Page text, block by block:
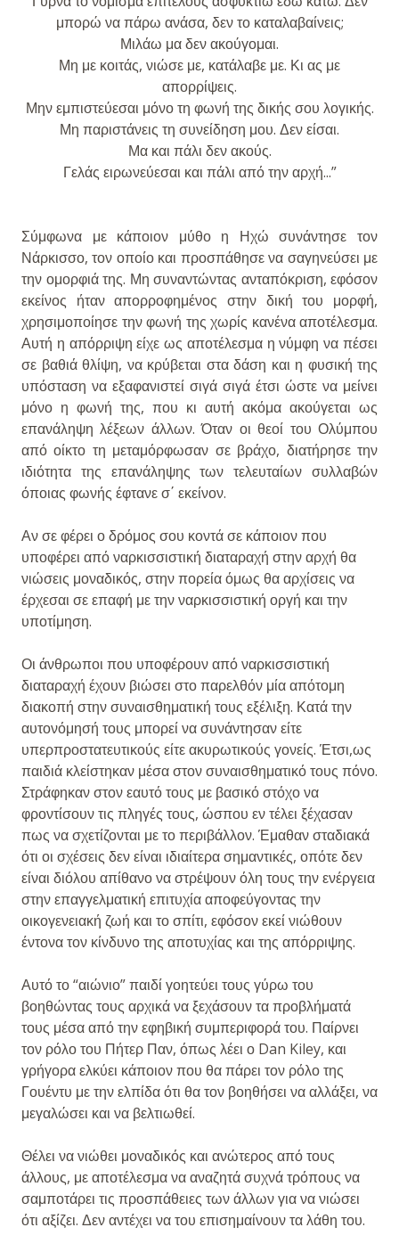
μπορώ να πάρω ανάσα, δεν το καταλαβαίνεις;
Μιλάω μα δεν ακούγομαι.
Μη με κοιτάς, νιώσε με, κατάλαβε με. Κι ας με
απορρίψεις.
Μην εμπιστεύεσαι μόνο τη φωνή της δικής σου λογικής.
Μη παριστάνεις τη συνείδηση μου. Δεν είσαι.
Μα και πάλι δεν ακούς.
Γελάς ειρωνεύεσαι και πάλι από την αρχή...”
Σύμφωνα με κάποιον μύθο η Ηχώ συνάντησε τον
Νάρκισσο, τον οποίο και προσπάθησε να σαγηνεύσει με
την ομορφιά της. Μη συναντώντας ανταπόκριση, εφόσον
εκείνος ήταν απορροφημένος στην δική του μορφή,
χρησιμοποίησε την φωνή της χωρίς κανένα αποτέλεσμα.
Αυτή η απόρριψη είχε ως αποτέλεσμα η νύμφη να πέσει
σε βαθιά θλίψη, να κρύβεται στα δάση και η φυσική της
υπόσταση να εξαφανιστεί σιγά σιγά έτσι ώστε να μείνει
μόνο η φωνή της, που κι αυτή ακόμα ακούγεται ως
επανάληψη λέξεων άλλων. Όταν οι θεοί του Ολύμπου
από οίκτο τη μεταμόρφωσαν σε βράχο, διατήρησε την
ιδιότητα της επανάληψης των τελευταίων συλλαβών
όποιας φωνής έφτανε σ΄ εκείνον.
Αν σε φέρει ο δρόμος σου κοντά σε κάποιον που
υποφέρει από ναρκισσιστική διαταραχή στην αρχή θα
νιώσεις μοναδικός, στην πορεία όμως θα αρχίσεις να
έρχεσαι σε επαφή με την ναρκισσιστική οργή και την
υποτίμηση.
Οι άνθρωποι που υποφέρουν από ναρκισσιστική
διαταραχή έχουν βιώσει στο παρελθόν μία απότομη
διακοπή στην συναισθηματική τους εξέλιξη. Κατά την
αυτονόμησή τους μπορεί να συνάντησαν είτε
υπερπροστατευτικούς είτε ακυρωτικούς γονείς. Έτσι,ως
παιδιά κλείστηκαν μέσα στον συναισθηματικό τους πόνο.
Στράφηκαν στον εαυτό τους με βασικό στόχο να
φροντίσουν τις πληγές τους, ώσπου εν τέλει ξέχασαν
πως να σχετίζονται με το περιβάλλον. Έμαθαν σταδιακά
ότι οι σχέσεις δεν είναι ιδιαίτερα σημαντικές, οπότε δεν
είναι διόλου απίθανο να στρέψουν όλη τους την ενέργεια
στην επαγγελματική επιτυχία αποφεύγοντας την
οικογενειακή ζωή και το σπίτι, εφόσον εκεί νιώθουν
έντονα τον κίνδυνο της αποτυχίας και της απόρριψης.
Αυτό το “αιώνιο” παιδί γοητεύει τους γύρω του
βοηθώντας τους αρχικά να ξεχάσουν τα προβλήματά
τους μέσα από την εφηβική συμπεριφορά του. Παίρνει
τον ρόλο του Πήτερ Παν, όπως λέει ο Dan Kiley, και
γρήγορα ελκύει κάποιον που θα πάρει τον ρόλο της
Γουέντυ με την ελπίδα ότι θα τον βοηθήσει να αλλάξει, να
μεγαλώσει και να βελτιωθεί.
Θέλει να νιώθει μοναδικός και ανώτερος από τους
άλλους, με αποτέλεσμα να αναζητά συχνά τρόπους να
σαμποτάρει τις προσπάθειες των άλλων για να νιώσει
ότι αξίζει. Δεν αντέχει να του επισημαίνουν τα λάθη του.